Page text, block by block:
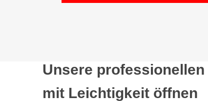
Unsere
mit Leichtigkeit öffnen